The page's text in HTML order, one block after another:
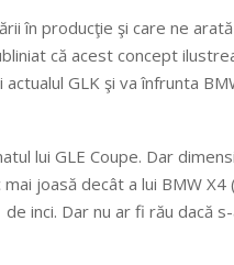
în producţie şi care ne
că acest concept
GLK şi va înfrunta
lui GLE Coupe. Dar
joasă decât a lui BMW
inci. Dar nu ar fi rău dacă